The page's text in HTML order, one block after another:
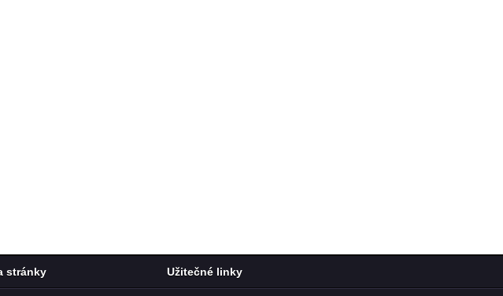
stránky Užitečné linky